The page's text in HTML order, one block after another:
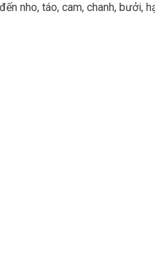
nho, táo, cam, chanh, bưởi,